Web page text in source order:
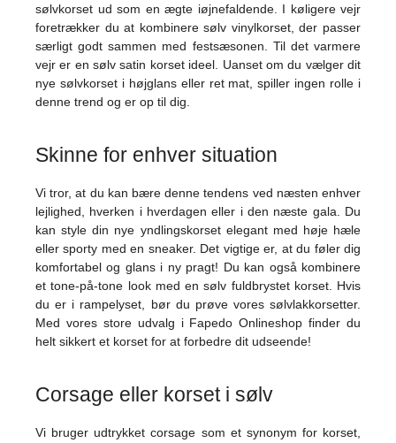
sølvkorset ud som en ægte iøjnefaldende. I køligere vejr
foretrækker du at kombinere sølv vinylkorset, der passer
særligt godt sammen med festsæsonen. Til det varmere
vejr er en sølv satin korset ideel. Uanset om du vælger dit
nye sølvkorset i højglans eller ret mat, spiller ingen rolle i
denne trend og er op til dig.
Skinne for enhver situation
Vi tror, ​​at du kan bære denne tendens ved næsten enhver
lejlighed, hverken i hverdagen eller i den næste gala. Du
kan style din nye yndlingskorset elegant med høje hæle
eller sporty med en sneaker. Det vigtige er, at du føler dig
komfortabel og glans i ny pragt! Du kan også kombinere
et tone-på-tone look med en sølv fuldbrystet korset. Hvis
du er i rampelyset, bør du prøve vores sølvlakkorsetter.
Med vores store udvalg i Fapedo Onlineshop finder du
helt sikkert et korset for at forbedre dit udseende!
Corsage eller korset i sølv
Vi bruger udtrykket corsage som et synonym for korset,